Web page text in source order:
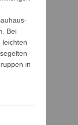
Bei
leichten
in